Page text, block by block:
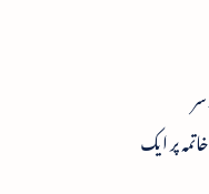
پر ایک